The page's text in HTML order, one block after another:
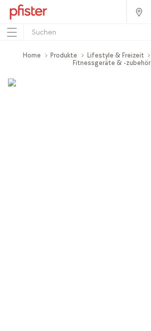
Home Produkte Lifestyle & Freizeit
Fitnessgeräte & -zubehör